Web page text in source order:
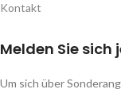
Kontakt
Melden Sie
Um sich über